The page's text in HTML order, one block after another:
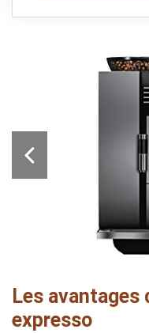
Les avantages
expresso